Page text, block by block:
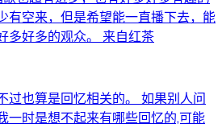
有空来，但是希望能一直播下去，能
多好多的观众。 来自红茶
过也算是回忆相关的。 如果别人问
一时是想不起来有哪些回忆的,可能